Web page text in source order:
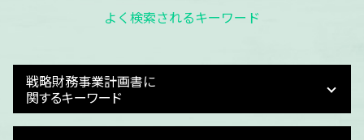
よく検索されるキーワード
戦略財務事業計画書に
関するキーワード